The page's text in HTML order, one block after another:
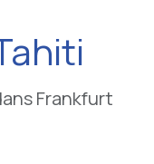
Frankfurt